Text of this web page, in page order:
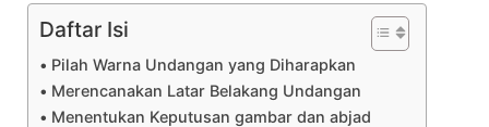
Daftar Isi
Pilah Warna Undangan yang Diharapkan
Merencanakan Latar Belakang Undangan
Menentukan Keputusan gambar dan abjad